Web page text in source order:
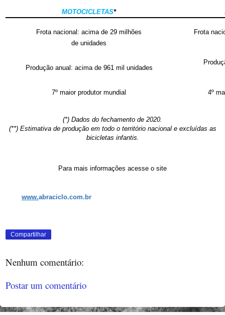
MOTOCICLETAS*
Frota nacional: acima de 29 milhões
de unidades
Frota
Produção anual: acima de 961 mil unidades
7º maior produtor mundial 4º
(*) Dados do fechamento de 2020.
(**) Estimativa de produção em todo o território nacional e excluídas as
bicicletas infantis.
Para mais informações acesse o site
www.abraciclo.com.br
Compartilhar
Nenhum comentário:
Postar um comentário